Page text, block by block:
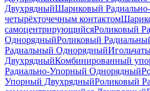
ДвухрядныйШариковый
четырёхточечным контактом
самоцентрирующийсяРоликовый
ОднорядныйРоликовый
Радиальный Однорядный
ДвухрядныйКомбинированный
Радиально-Упорный Однорядный
Упорный ДвухрядныйРоликовый